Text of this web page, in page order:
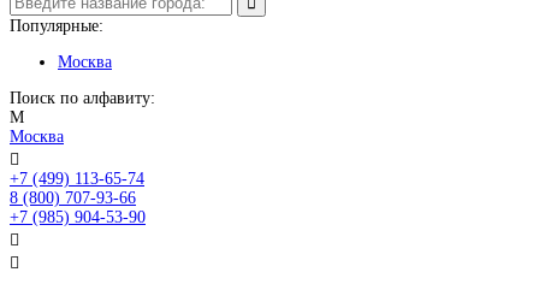
Популярные:
Москва
Поиск по алфавиту:
М
Москва

+7 (499) 113-65-74
8 (800) 707-93-66
+7 (985) 904-53-90

